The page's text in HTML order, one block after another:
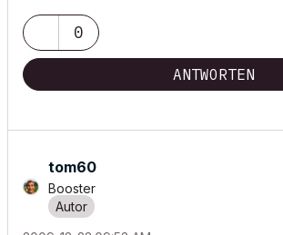
0
ANTWORTEN
tom60
Booster